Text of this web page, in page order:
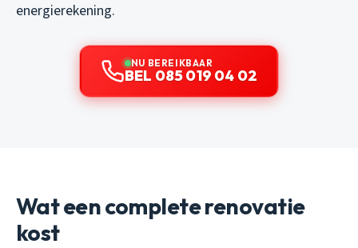
energierekening.
NU BEREIKBAAR
BEL 085 019 04 02
Wat een complete renovatie
kost